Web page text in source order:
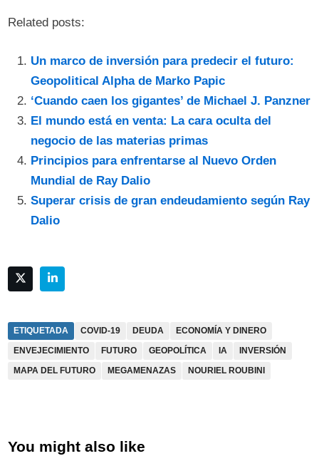
Related posts:
Un marco de inversión para predecir el futuro:
Geopolitical Alpha de Marko Papic
‘Cuando caen los gigantes’ de Michael J. Panzner
El mundo está en venta: La cara oculta del
negocio de las materias primas
Principios para enfrentarse al Nuevo Orden
Mundial de Ray Dalio
Superar crisis de gran endeudamiento según Ray
Dalio
ETIQUETADA COVID-19 DEUDA
ECONOMÍA Y DINERO
ENVEJECIMIENTO
FUTURO GEOPOLÍTICA IA
INVERSIÓN
MAPA DEL FUTURO
MEGAMENAZAS NOURIEL ROUBINI
You might also like